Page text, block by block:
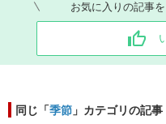
お気に入りの記事
同じ「季節 」カテゴリの記事